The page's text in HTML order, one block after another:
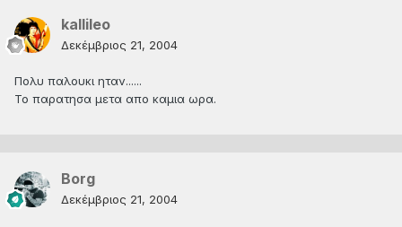
kallileo
Δεκέμβριος 21, 2004
Πολυ παλουκι ηταν......
Το παρατησα μετα απο καμια ωρα.
Borg
Δεκέμβριος 21, 2004